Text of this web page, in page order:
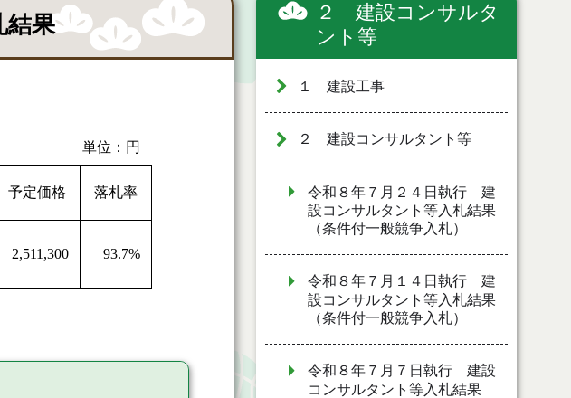
結果
単位：円
予定価格 落札率
2,511,300 93.7%
２ 建設コンサルタ
ント等
１ 建設工事
２ 建設コンサルタント等
令和８年７月２４日執行 建
設コンサルタント等入札結果
（条件付一般競争入札）
令和８年７月１４日執行 建
設コンサルタント等入札結果
（条件付一般競争入札）
令和８年７月７日執行 建設
コンサルタント等入札結果